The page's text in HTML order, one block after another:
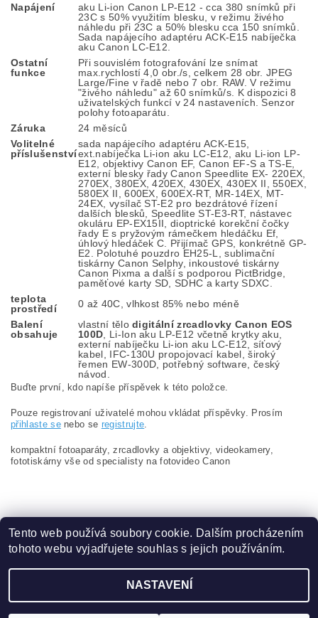
Napájení
aku Li-ion Canon LP-E12 - cca 380 snímků při
23C s 50% využitím blesku, v režimu živého
náhledu při 23C a 50% blesku cca 150 snímků.
Sada napájecího adaptéru ACK-E15 nabíječka
aku Canon LC-E12.
Ostatní
funkce
Při souvislém fotografování lze snímat
max.rychlostí 4,0 obr./s, celkem 28 obr. JPEG
Large/Fine v řadě nebo 7 obr. RAW. V režimu
"živého náhledu" až 60 snímků/s. K dispozici 8
uživatelských funkcí v 24 nastaveních. Senzor
polohy fotoaparátu.
Záruka
24 měsíců
Volitelné
příslušenství
sada napájecího adaptéru ACK-E15,
ext.nabíječka Li-ion aku LC-E12, aku Li-ion LP-
E12, objektivy Canon EF, Canon EF-S a TS-E,
externí blesky řady Canon Speedlite EX- 220EX,
270EX, 380EX, 420EX, 430EX, 430EX II, 550EX,
580EX II, 600EX, 600EX-RT, MR-14EX, MT-
24EX, vysílač ST-E2 pro bezdrátové řízení
dalších blesků, Speedlite ST-E3-RT, nástavec
okuláru EP-EX15II, dioptrické korekční čočky
řady E s pryžovým rámečkem hledáčku Ef,
úhlový hledáček C. Přijímač GPS, konkrétně GP-
E2. Polotuhé pouzdro EH25-L, sublimační
tiskárny Canon Selphy, inkoustové tiskárny
Canon Pixma a další s podporou PictBridge,
paměťové karty SD, SDHC a karty SDXC.
teplota
prostředí
0 až 40C, vlhkost 85% nebo méně
Balení
obsahuje
vlastní tělodigitální zrcadlovky Canon EOS
100D , Li-Ion aku LP-E12 včetně krytky aku,
externí nabíječku Li-ion aku LC-E12, síťový
kabel, IFC-130U propojovací kabel, široký
řemen EW-300D, potřebný software, český
návod.
Buďte první, kdo napíše příspěvek k této položce.
Pouze registrovaní uživatelé mohou vkládat příspěvky. Prosím
přihlaste senebo se registrujte
kompaktní fotoaparáty, zrcadlovky a objektivy, videokamery,
fototiskárny vše od specialisty na fotovideo Canon
Zboží.cz | Heureka.cz
2026 ©www.content.cz, všechna práva vyhrazenaUpravit nastavení cookies
Tento web používá soubory cookie. Dalším procházením
tohoto webu vyjadřujete souhlas s jejich používáním.
NASTAVENÍ